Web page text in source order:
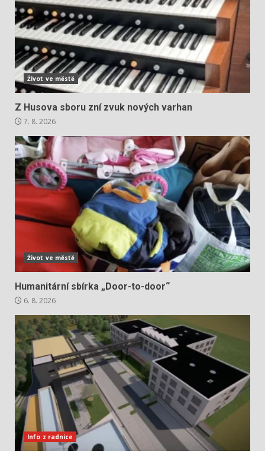
Život ve městě
Z Husova sboru zní zvuk nových varhan
7. 8. 2026
Život ve městě
Humanitární sbírka „Door-to-door“
6. 8. 2026
Info z radnice